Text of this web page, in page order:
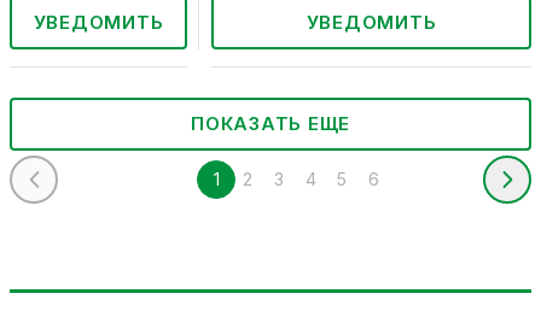
УВЕДОМИТЬ УВЕДОМИТЬ
ПОКАЗАТЬ ЕЩЕ
1 2 3 4 5 6